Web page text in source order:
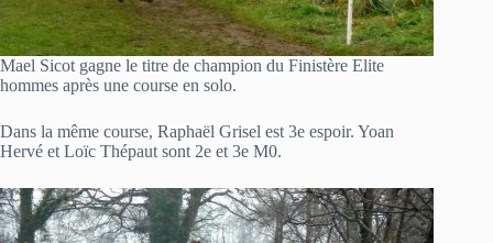
Mael Sicot gagne le titre de champion du Finistère Elite
hommes après une course en solo.
Dans la même course, Raphaël Grisel est 3e espoir. Yoan
Hervé et Loïc Thépaut sont 2e et 3e M0.